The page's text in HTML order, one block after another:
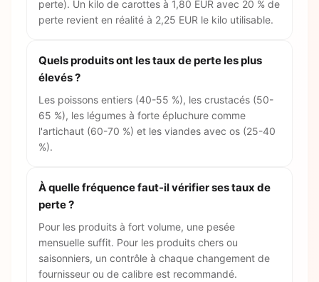
perte). Un kilo de carottes à 1,80 EUR avec 20 % de
perte revient en réalité à 2,25 EUR le kilo utilisable.
Quels produits ont les taux de perte les plus
élevés ?
Les poissons entiers (40-55 %), les crustacés (50-
65 %), les légumes à forte épluchure comme
l'artichaut (60-70 %) et les viandes avec os (25-40
%).
À quelle fréquence faut-il vérifier ses taux de
perte ?
Pour les produits à fort volume, une pesée
mensuelle suffit. Pour les produits chers ou
saisonniers, un contrôle à chaque changement de
fournisseur ou de calibre est recommandé.